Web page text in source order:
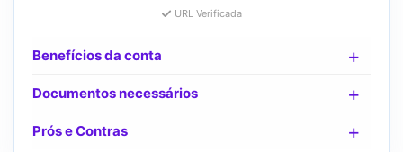
URL Verificada
Benefícios da conta
Documentos necessários
Prós e Contras